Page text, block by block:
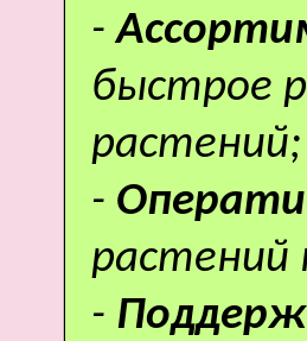
-
быстрое
растений;
-
растений
-